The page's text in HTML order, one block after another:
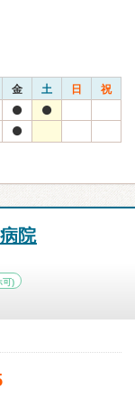
金 土 日 祝
院
可)